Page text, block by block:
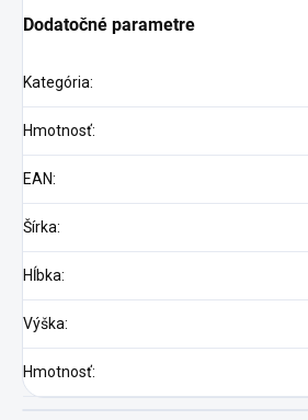
Dodatočné parametre
Kategória:
Hmotnosť:
EAN:
Šírka:
Hĺbka:
Výška:
Hmotnosť: